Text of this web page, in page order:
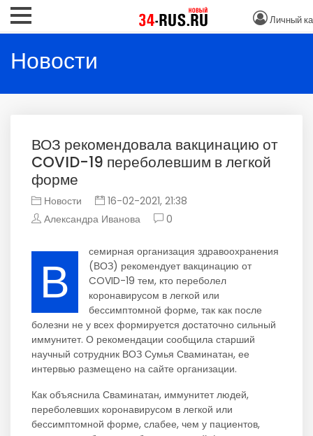
Новости
ВОЗ рекомендовала вакцинацию от
COVID-19 переболевшим в легкой
форме
Новости
16-02-2021, 21:38
Александра Иванова
0
В
семирная организация здравоохранения
(ВОЗ) рекомендует вакцинацию от
COVID-19 тем, кто переболел
коронавирусом в легкой или
бессимптомной форме, так как после
болезни не у всех формируется достаточно сильный
иммунитет. О рекомендации сообщила старший
научный сотрудник ВОЗ Сумья Сваминатан, ее
интервью размещено на сайте организации.
Как объяснила Сваминатан, иммунитет людей,
переболевших коронавирусом в легкой или
бессимптомной форме, слабее, чем у пациентов,
Личный